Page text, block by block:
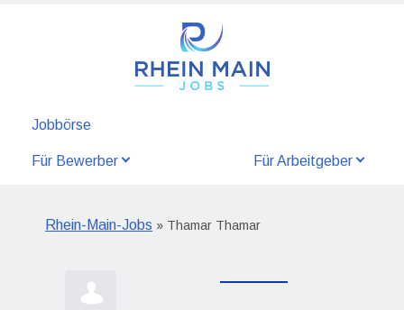
Jobbörse
Für Bewerber Für Arbeitgeber
Rhein-Main-Jobs » Thamar Thamar